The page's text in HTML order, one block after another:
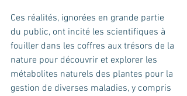
Ces réalités, ignorées en grande partie
du public, ont incité les scientifiques à
fouiller dans les coffres aux trésors de la
nature pour découvrir et explorer les
métabolites naturels des plantes pour la
gestion de diverses maladies, y compris